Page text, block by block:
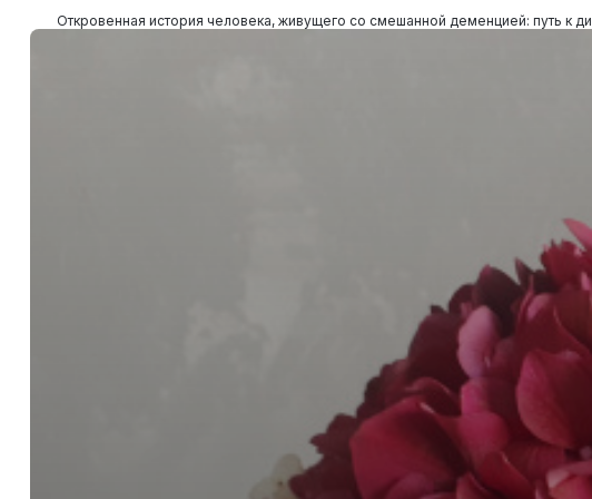
Откровенная история человека, живущего со смешанной деменцией: путь к